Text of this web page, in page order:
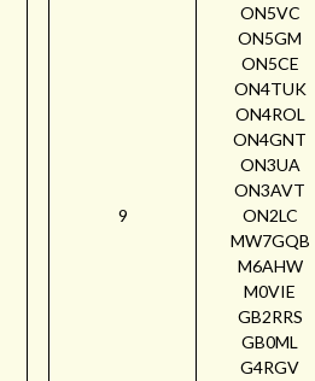
9
ON5VC
ON5GM
ON5CE
ON4TUK
ON4ROL
ON4GNT
ON3UA
ON3AVT
ON2LC
MW7GQB
M6AHW
M0VIE
GB2RRS
GB0ML
G4RGV